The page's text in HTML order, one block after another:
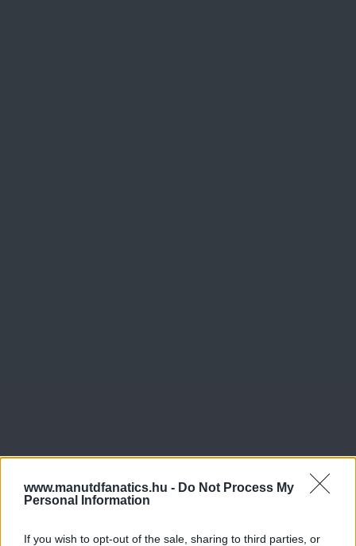
www.manutdfanatics.hu - Do Not Process My
Personal Information
If you wish to opt-out of the sale, sharing to third parties, or